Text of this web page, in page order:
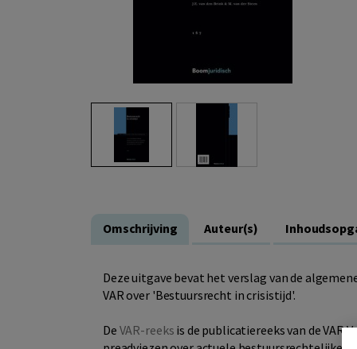
Omschrijving Auteur(s)
Deze uitgave bevat het verslag van de
VAR over 'Bestuursrecht in crisistijd'.
De VAR-reeks is de publicatiereeks van de VAR